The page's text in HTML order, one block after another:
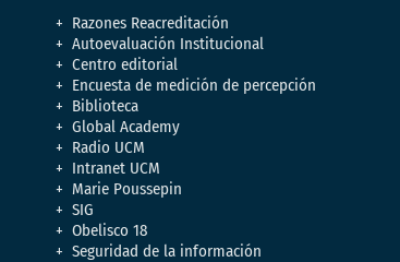
Razones Reacreditación
Autoevaluación Institucional
Centro editorial
Encuesta de medición de percepción
Biblioteca
Global Academy
Radio UCM
Intranet UCM
Marie Poussepin
SIG
Obelisco 18
Seguridad de la información